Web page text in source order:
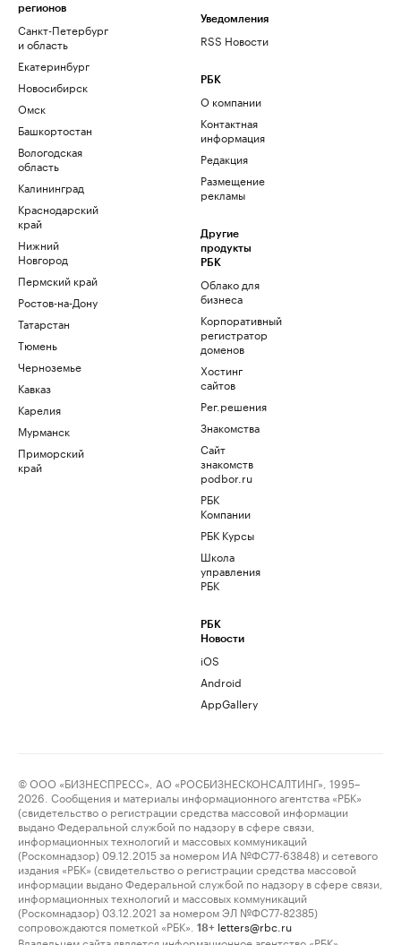
регионов
Санкт-Петербург
и область
Екатеринбург
Новосибирск
Омск
Башкортостан
Вологодская
область
Калининград
Краснодарский
край
Нижний
Новгород
Пермский край
Ростов-на-Дону
Татарстан
Тюмень
Черноземье
Кавказ
Карелия
Мурманск
Приморский
край
Уведомления
RSS Новости
РБК
О компании
Контактная
информация
Редакция
Размещение
рекламы
Другие
продукты
РБК
Облако для
бизнеса
Корпоративный
регистратор
доменов
Хостинг
сайтов
Рег.решения
Знакомства
Сайт
знакомств
podbor.ru
РБК
Компании
РБК Курсы
Школа
управления
РБК
РБК
Новости
iOS
Android
AppGallery
© ООО «БИЗНЕСПРЕСС», АО «РОСБИЗНЕСКОНСАЛТИНГ», 1995–
2026. Сообщения и материалы информационного агентства «РБК»
(свидетельство о регистрации средства массовой информации
выдано Федеральной службой по надзору в сфере связи,
информационных технологий и массовых коммуникаций
(Роскомнадзор) 09.12.2015 за номером ИА №ФС77-63848) и сетевого
издания «РБК» (свидетельство о регистрации средства массовой
информации выдано Федеральной службой по надзору в сфере связи,
информационных технологий и массовых коммуникаций
(Роскомнадзор) 03.12.2021 за номером ЭЛ №ФС77-82385)
сопровождаются пометкой «РБК».
18+ letters@rbc.ru